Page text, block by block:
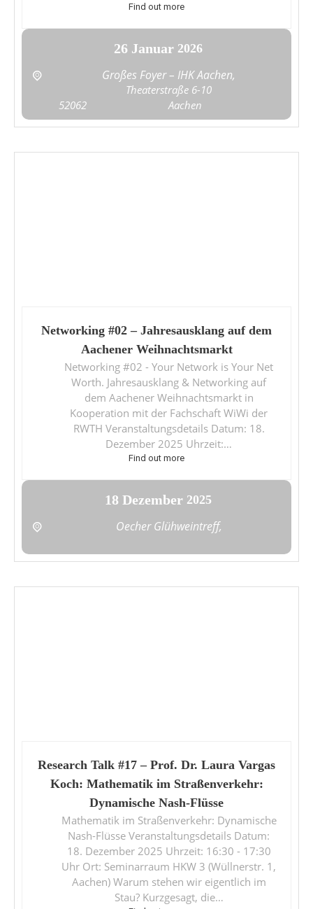
Find out more
26 Januar 2026
Großes Foyer – IHK Aachen,
Theaterstraße 6-10
Aachen
52062
Networking #02 – Jahresausklang auf dem
Aachener Weihnachtsmarkt
Networking #02 - Your Network is Your Net
Worth. Jahresausklang & Networking auf
dem Aachener Weihnachtsmarkt in
Kooperation mit der Fachschaft WiWi der
RWTH Veranstaltungsdetails Datum: 18.
Dezember 2025 Uhrzeit:…
Find out more
18 Dezember 2025
Oecher Glühweintreff,
Research Talk #17 – Prof. Dr. Laura Vargas
Koch: Mathematik im Straßenverkehr:
Dynamische Nash-Flüsse
Mathematik im Straßenverkehr: Dynamische
Nash-Flüsse Veranstaltungsdetails Datum:
18. Dezember 2025 Uhrzeit: 16:30 - 17:30
Uhr Ort: Seminarraum HKW 3 (Wüllnerstr. 1,
Aachen) Warum stehen wir eigentlich im
Stau? Kurzgesagt, die…